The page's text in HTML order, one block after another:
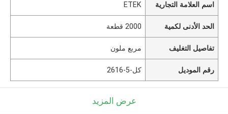
اسم العلامة التجارية ETEK
الحد الأدنى لكمية 2000 قطعة
تفاصيل التغليف مربع ملون
رقم الموديل كل-5-2616
عرض المزيد